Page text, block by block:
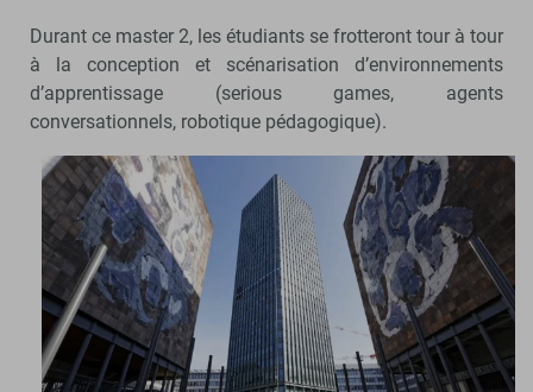
Durant ce master 2, les étudiants se frotteront tour à tour
à la conception et scénarisation d’environnements
d’apprentissage (serious games, agents
conversationnels, robotique pédagogique).